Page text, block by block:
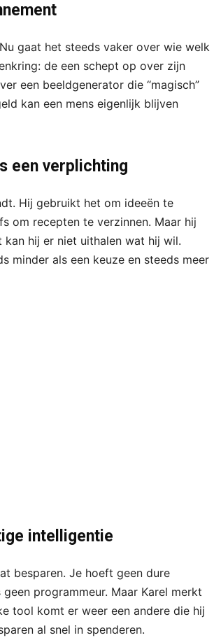
gaat het steeds vaker over wie welk
de een schept op over zijn
een beeldgenerator die “magisch”
kan een mens eigenlijk blijven
een verplichting
Hij gebruikt het om ideeën te
om recepten te verzinnen. Maar hij
hij er niet uithalen wat hij wil.
minder als een keuze en steeds meer
intelligentie
besparen. Je hoeft geen dure
programmeur. Maar Karel merkt
tool komt er weer een andere die hij
al snel in spenderen.